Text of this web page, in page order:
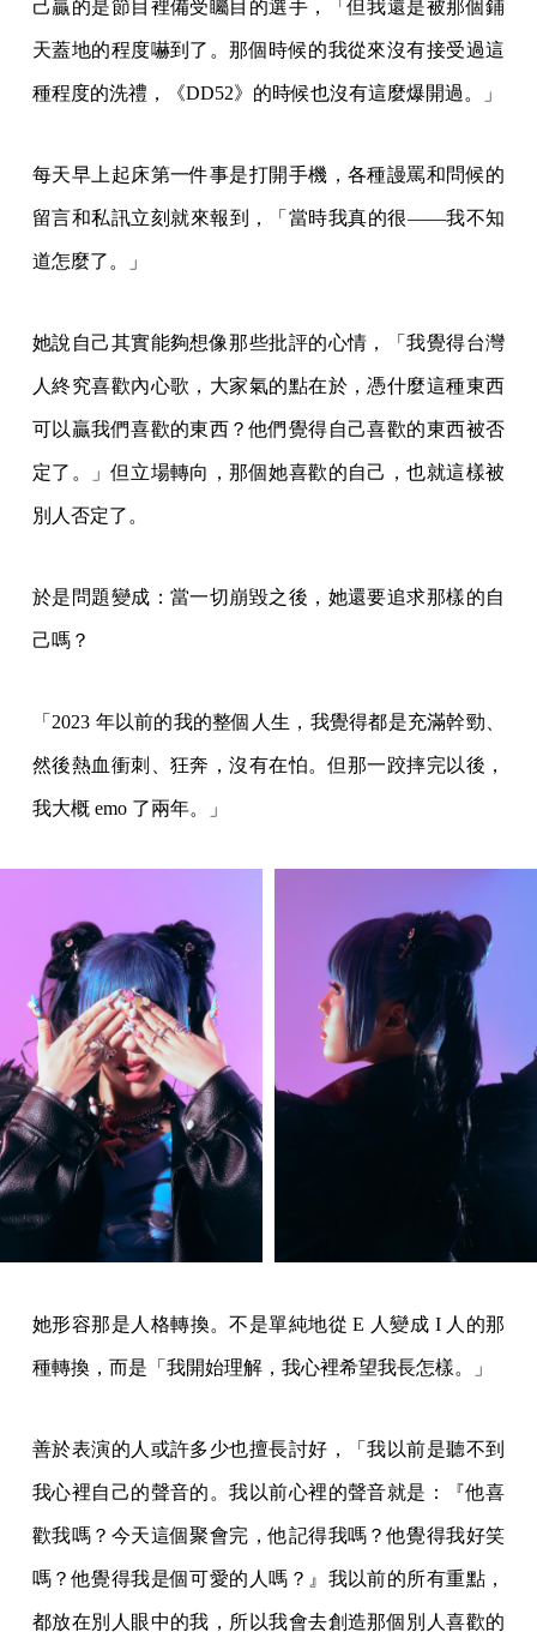
己贏的是節目裡備受矚目的選手，「但我還是被那個鋪
天蓋地的程度嚇到了。那個時候的我從來沒有接受過這
種程度的洗禮，《DD52》的時候也沒有這麼爆開過。」
每天早上起床第一件事是打開手機，各種謾罵和問候的
留言和私訊立刻就來報到，「當時我真的很——我不知
道怎麼了。」
她說自己其實能夠想像那些批評的心情，「我覺得台灣
人終究喜歡內心歌，大家氣的點在於，憑什麼這種東西
可以贏我們喜歡的東西？他們覺得自己喜歡的東西被否
定了。」但立場轉向，那個她喜歡的自己，也就這樣被
別人否定了。
於是問題變成：當一切崩毀之後，她還要追求那樣的自
己嗎？
「2023 年以前的我的整個人生，我覺得都是充滿幹勁、
然後熱血衝刺、狂奔，沒有在怕。但那一跤摔完以後，
我大概 emo 了兩年。」
她形容那是人格轉換。不是單純地從 E 人變成 I 人的那
種轉換，而是「我開始理解，我心裡希望我長怎樣。」
善於表演的人或許多少也擅長討好，「我以前是聽不到
我心裡自己的聲音的。我以前心裡的聲音就是：『他喜
歡我嗎？今天這個聚會完，他記得我嗎？他覺得我好笑
嗎？他覺得我是個可愛的人嗎？』我以前的所有重點，
都放在別人眼中的我，所以我會去創造那個別人喜歡的